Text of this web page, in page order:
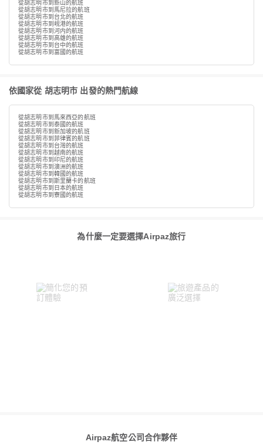
從胡志明市到新山的航班
從胡志明市到馬尼拉的航班
從胡志明市到台北的航班
從胡志明市到岘港的航班
從胡志明市到河内的航班
從胡志明市到高雄的航班
從胡志明市到台中的航班
從胡志明市到富國的航班
依國家從 胡志明市 出發的熱門航線
從胡志明市到馬來西亞的航班
從胡志明市到泰國的航班
從胡志明市到新加坡的航班
從胡志明市到菲律賓的航班
從胡志明市到台灣的航班
從胡志明市到越南的航班
從胡志明市到印尼的航班
從胡志明市到澳洲的航班
從胡志明市到韓國的航班
從胡志明市到斯里蘭卡的航班
從胡志明市到日本的航班
從胡志明市到寮國的航班
為什麼一定要選擇Airpaz旅行
Airpaz航空公司合作夥伴